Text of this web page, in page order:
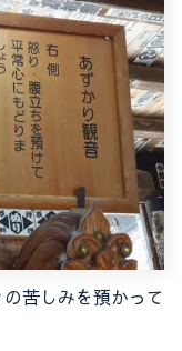
苦しみを預かって